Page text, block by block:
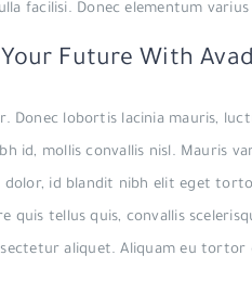
facilisi. Donec elementum
Future With
Donec lobortis lacinia mauris,
id, mollis convallis nisl. Mauris
id blandit nibh elit eget
tellus quis, convallis
aliquet. Aliquam eu tortor